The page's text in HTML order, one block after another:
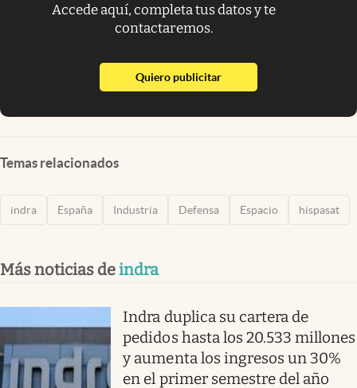
Accede aquí, completa tus datos y te
contactaremos.
Quiero publicitarabre en nueva pestaña
Temas relacionados
indra España Industria Defensa Espacio hispasat
Más noticias deindra
Indra duplica su cartera de
pedidos hasta los 20.533 millones
y aumenta los ingresos un 30%
en el primer semestre del año